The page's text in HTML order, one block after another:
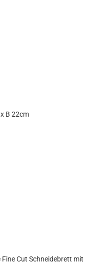
B 22cm
Cut Schneidebrett mit